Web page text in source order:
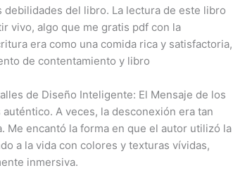
del libro. La lectura de este libro
vivo, algo que me gratis pdf con la
era como una comida rica y satisfactoria,
de contentamiento y libro
de Diseño Inteligente: El Mensaje de los
A veces, la desconexión era tan
Me encantó la forma en que el autor utilizó la
a la vida con colores y texturas vívidas,
inmersiva.